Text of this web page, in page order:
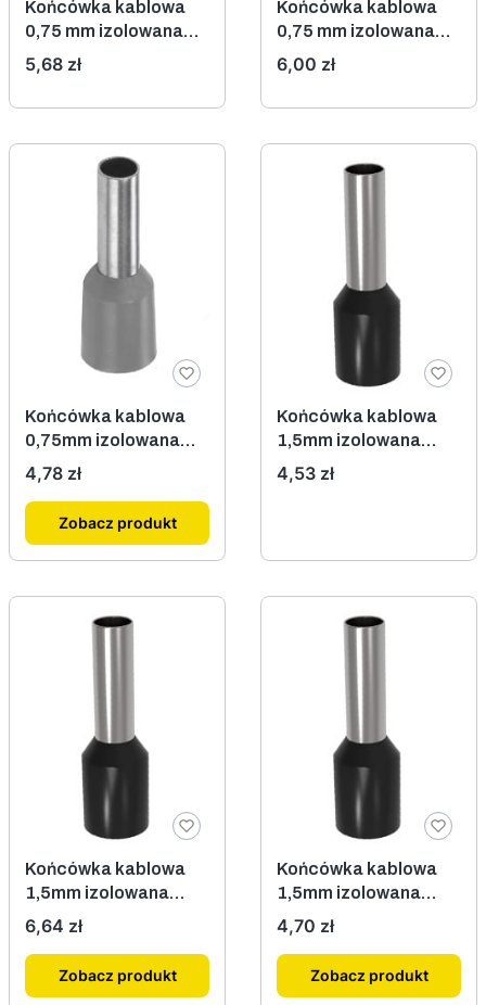
Końcówka kablowa
0,75 mm izolowana
biała 100szt.
Cena
5,68 zł
Końcówka kablowa
0,75 mm izolowana
szara 100szt.
Cena
6,00 zł
Końcówka kablowa
0,75mm izolowana
szara 100szt.
Cena
4,78 zł
Zobacz produkt
Końcówka kablowa
1,5mm izolowana
czarna 100szt.
Cena
4,53 zł
Końcówka kablowa
1,5mm izolowana
czarna 100szt.
Cena
6,64 zł
Zobacz produkt
Końcówka kablowa
1,5mm izolowana
czarna 100szt.
Cena
4,70 zł
Zobacz produkt